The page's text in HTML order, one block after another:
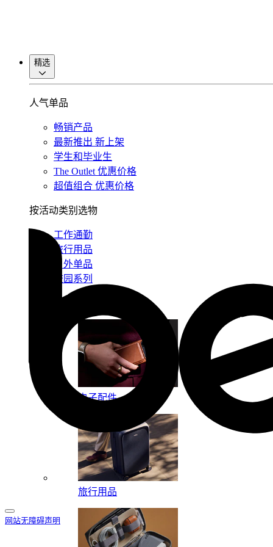
网站无障碍声明
精选
人气单品
畅销产品
最新推出 新上架
学生和毕业生
The Outlet 优惠价格
超值组合 优惠价格
按活动类别选物
工作通勤
旅行用品
户外单品
校园系列
电子配件
旅行用品